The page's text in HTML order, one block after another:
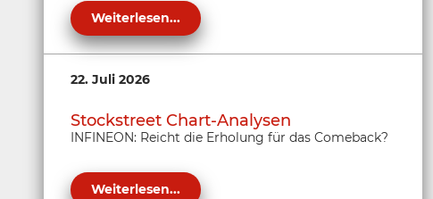
Weiterlesen...
22. Juli 2026
Stockstreet Chart-Analysen
INFINEON: Reicht die Erholung für das Comeback?
Weiterlesen...